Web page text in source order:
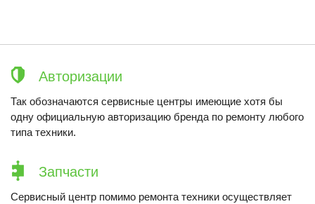
Авторизации
Так обозначаются сервисные центры имеющие хотя бы
одну официальную авторизацию бренда по ремонту любого
типа техники.
Запчасти
Сервисный центр помимо ремонта техники осуществляет